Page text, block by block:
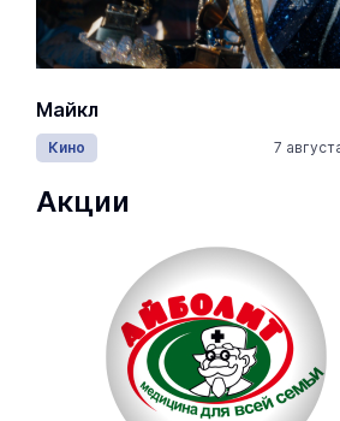
Майкл
Кино 7
Акции
Учащиеся из Марий Эл смогут
изучить историю своей семьи
через конкурс
Всероссийский исследовательский
конкурс «Семейная память».
Великая Победа 15:05 03.08.2026